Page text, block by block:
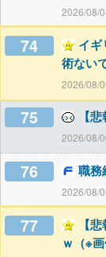
2026/08/
74
イ
術ない
2026/08/
75 【
2026/08/
76 職務
2026/08/
77
【
ｗ（※画